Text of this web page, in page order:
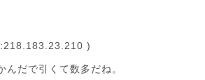
)
んだで引くて数多だね。